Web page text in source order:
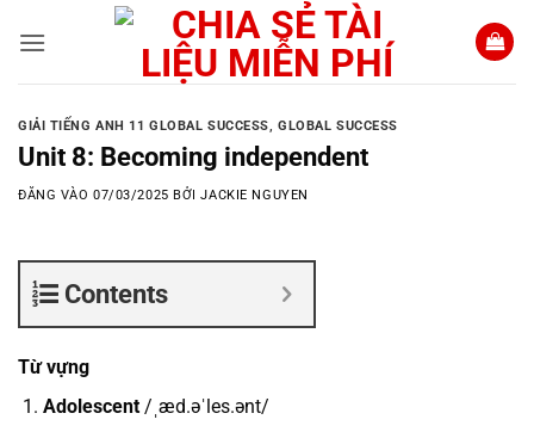
qua
GIẢI TIẾNG ANH 11 GLOBAL SUCCESS,GLOBAL SUCCESS
Unit 8: Becoming independent
ĐĂNG VÀO07/03/2025 BỞIJACKIE NGUYEN
Contents
Từ vựng
Adolescent/ˌæd.əˈles.ənt/